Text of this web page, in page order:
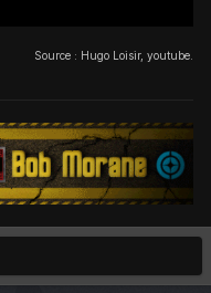
Source : Hugo Loisir, youtube.